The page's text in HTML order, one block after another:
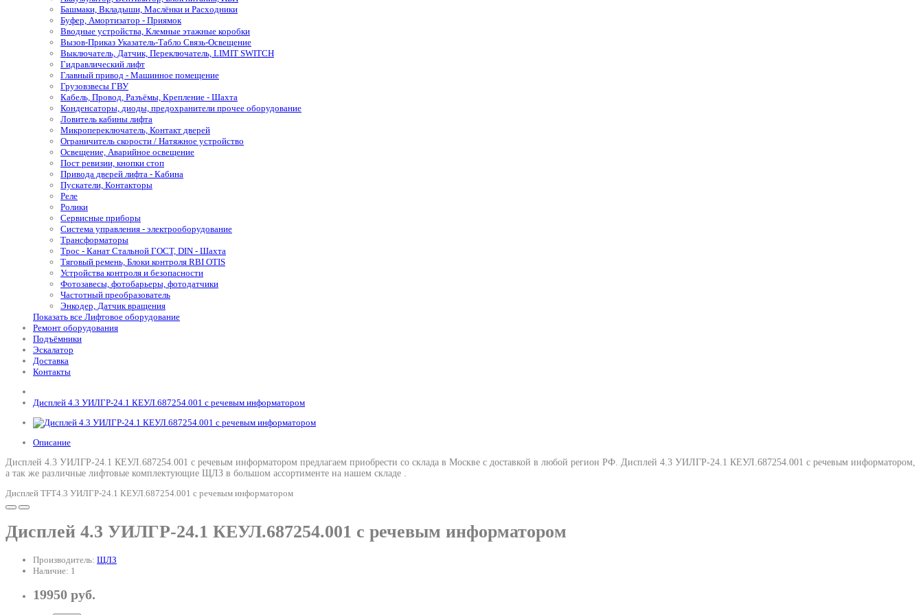
Башмаки, Вкладыши, Маслёнки и Расходники
Буфер, Амортизатор - Приямок
Вводные устройства, Клемные этажные коробки
Вызов-Приказ Указатель-Табло Связь-Освещение
Выключатель, Датчик, Переключатель, LIMIT SWITCH
Гидравлический лифт
Главный привод - Машинное помещение
Грузовзвесы ГВУ
Кабель, Провод, Разъёмы, Крепление - Шахта
Конденсаторы, диоды, предохранители прочее оборудование
Ловитель кабины лифта
Микропереключатель, Контакт дверей
Ограничитель скорости / Натяжное устройство
Освещение, Аварийное освещение
Пост ревизии, кнопки стоп
Привода дверей лифта - Кабина
Пускатели, Контакторы
Реле
Ролики
Сервисные приборы
Система управления - электрооборудование
Трансформаторы
Трос - Канат Стальной ГОСТ, DIN - Шахта
Тяговый ремень, Блоки контроля RBI OTIS
Устройства контроля и безопасности
Фотозавесы, фотобарьеры, фотодатчики
Частотный преобразователь
Энкодер, Датчик вращения
Показать все Лифтовое оборудование
Ремонт оборудования
Подъёмники
Эскалатор
Доставка
Контакты
Дисплей 4.3 УИЛГР-24.1 КЕУЛ.687254.001 с речевым информатором
Описание
Дисплей 4.3 УИЛГР-24.1 КЕУЛ.687254.001 с речевым информатором предлагаем приобрести со склада в Москве с доставкой в любой регион РФ. Дисплей 4.3 УИЛГР-24.1 КЕУЛ.687254.001 с речевым информатором,
а так же различные лифтовые комплектующие ЩЛЗ в большом ассортименте на нашем складе .
Дисплей TFT4.3 УИЛГР-24.1 КЕУЛ.687254.001 с речевым информатором
Дисплей 4.3 УИЛГР-24.1 КЕУЛ.687254.001 с речевым информатором
Производитель: ЩЛЗ
Наличие: 1
19950 руб.